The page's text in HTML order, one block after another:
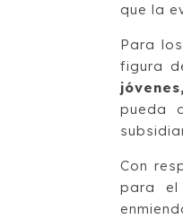
que la
Para los
figura
jóvenes,
pueda
Con
para el